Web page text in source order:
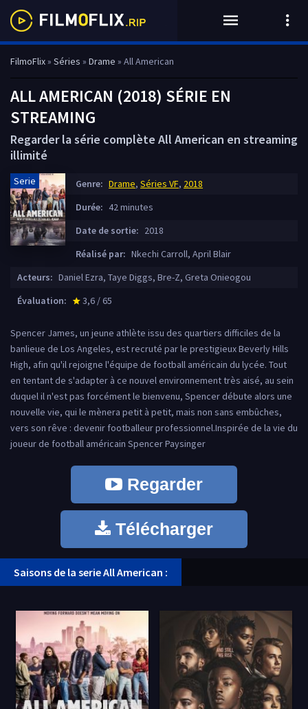
FilmoFlix» Séries » Drame » All American
ALL AMERICAN (2018) SÉRIE EN
STREAMING
Regarder la série complète All American en streaming
illimité
Serie Genre: Drame, Séries VF, 2018
Durée: 42 minutes
Date de sortie: 2018
Réalisé par: Nkechi Carroll, April Blair
Acteurs: Daniel Ezra, Taye Diggs, Bre-Z, Greta Onieogou
Évaluation:
star_rate
3,6 / 65
Spencer James, un jeune athlète issu des quartiers difficiles de la
banlieue de Los Angeles, est recruté par le prestigieux Beverly Hills
High, afin qu'il rejoigne l'équipe de football américain du lycée. Tout
en tentant de s'adapter à ce nouvel environnement très aisé, au sein
duquel il n'est pas forcément le bienvenu, Spencer débute alors une
nouvelle vie, qui le mènera petit à petit, mais non sans embûches,
vers son rêve : devenir footballeur professionnel.Inspirée de la vie du
joueur de football américain Spencer Paysinger
Regarder
Télécharger
Saisons de la serie All American :